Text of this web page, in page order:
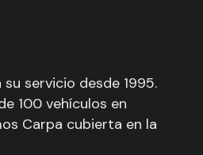
servicio desde 1995.
100 vehículos en
Carpa cubierta en la